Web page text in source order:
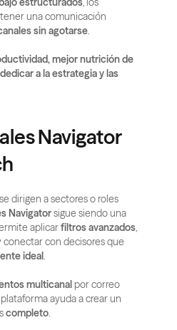
sin agotarse.
mejor nutrición de
a la estrategia y las
Navigator
dirigen a sectores o roles
Navigator sigue siendo una
aplicar filtros avanzados,
con decisores que
ideal.
multicanal por correo
ayuda a crear un
completo.